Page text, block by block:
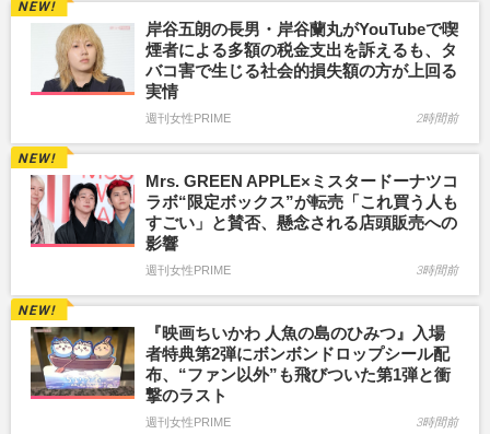
岸谷五朗の長男・岸谷蘭丸がYouTubeで喫
煙者による多額の税金支出を訴えるも、タ
バコ害で生じる社会的損失額の方が上回る
実情
週刊女性PRIME 2時間前
Mrs. GREEN APPLE×ミスタードーナツコ
ラボ“限定ボックス”が転売「これ買う人も
すごい」と賛否、懸念される店頭販売への
影響
週刊女性PRIME 3時間前
『映画ちいかわ 人魚の島のひみつ』入場
者特典第2弾にボンボンドロップシール配
布、“ファン以外”も飛びついた第1弾と衝
撃のラスト
週刊女性PRIME 3時間前